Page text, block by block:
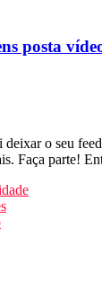
posta
deixar o seu
Faça parte!